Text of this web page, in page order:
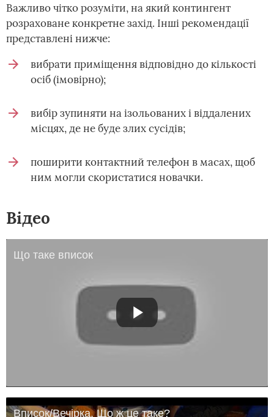
Важливо чітко розуміти, на який контингент
розраховане конкретне захід. Інші рекомендації
представлені нижче:
вибрати приміщення відповідно до кількості
осіб (імовірно);
вибір зупиняти на ізольованих і віддалених
місцях, де не буде злих сусідів;
поширити контактний телефон в масах, щоб
ним могли скористатися новачки.
Відео
Що таке вписок
Вписок/Вечірка. Що ж це таке?